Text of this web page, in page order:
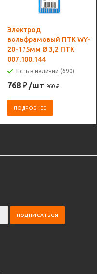
Электрод
вольфрамовый ПТК WY-
20-175мм Ø 3,2 ПТК
007.100.144
Есть в наличии (690)
768 ₽ /шт 960₽
ПОДРОБНЕЕ